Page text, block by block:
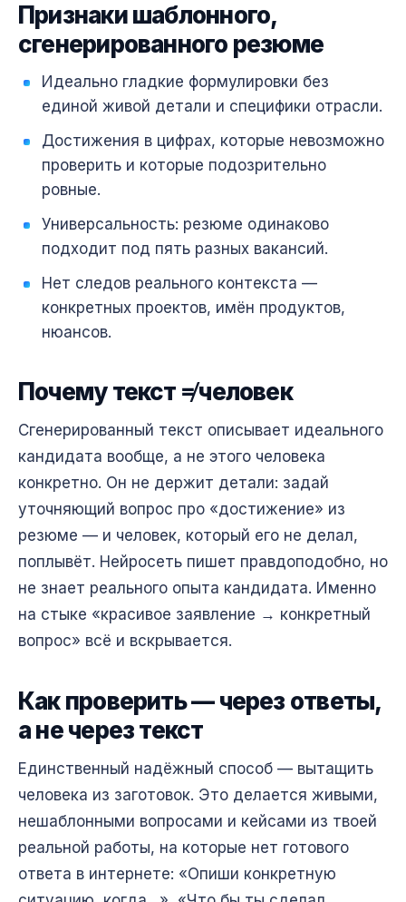
Признаки шаблонного,
сгенерированного резюме
Идеально гладкие формулировки без
единой живой детали и специфики отрасли.
Достижения в цифрах, которые невозможно
проверить и которые подозрительно
ровные.
Универсальность: резюме одинаково
подходит под пять разных вакансий.
Нет следов реального контекста —
конкретных проектов, имён продуктов,
нюансов.
Почему текст ≠ человек
Сгенерированный текст описывает идеального
кандидата вообще, а не этого человека
конкретно. Он не держит детали: задай
уточняющий вопрос про «достижение» из
резюме — и человек, который его не делал,
поплывёт. Нейросеть пишет правдоподобно, но
не знает реального опыта кандидата. Именно
на стыке «красивое заявление → конкретный
вопрос» всё и вскрывается.
Как проверить — через ответы,
а не через текст
Единственный надёжный способ — вытащить
человека из заготовок. Это делается живыми,
нешаблонными вопросами и кейсами из твоей
реальной работы, на которые нет готового
ответа в интернете: «Опиши конкретную